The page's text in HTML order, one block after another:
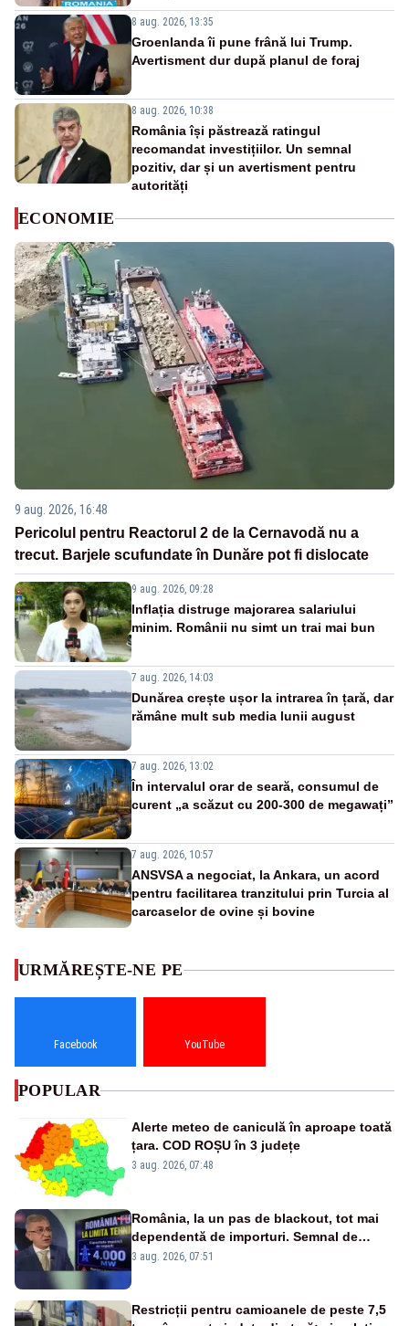
8 aug. 2026, 13:35
Groenlanda îi pune frână lui Trump.
Avertisment dur după planul de foraj
8 aug. 2026, 10:38
România își păstrează ratingul
recomandat investițiilor. Un semnal
pozitiv, dar și un avertisment pentru
autorități
ECONOMIE
9 aug. 2026, 16:48
Pericolul pentru Reactorul 2 de la Cernavodă nu a
trecut. Barjele scufundate în Dunăre pot fi dislocate
9 aug. 2026, 09:28
Inflația distruge majorarea salariului
minim. Românii nu simt un trai mai bun
7 aug. 2026, 14:03
Dunărea crește ușor la intrarea în țară, dar
rămâne mult sub media lunii august
7 aug. 2026, 13:02
În intervalul orar de seară, consumul de
curent „a scăzut cu 200-300 de megawați”
7 aug. 2026, 10:57
ANSVSA a negociat, la Ankara, un acord
pentru facilitarea tranzitului prin Turcia al
carcaselor de ovine și bovine
URMĂREȘTE-NE PE
Facebook YouTube
POPULAR
Alerte meteo de caniculă în aproape toată
țara. COD ROȘU în 3 județe
3 aug. 2026, 07:48
România, la un pas de blackout, tot mai
dependentă de importuri. Semnal de
alarmă tras de un expert în energie
3 aug. 2026, 07:51
Restricții pentru camioanele de peste 7,5